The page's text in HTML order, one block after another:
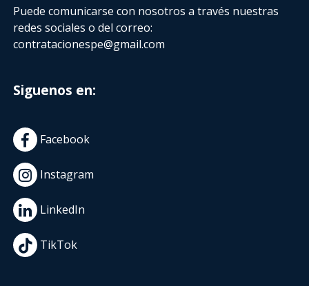
Puede comunicarse con nosotros a través nuestras
redes sociales o del correo:
contratacionespe@gmail.com
Siguenos en:
Facebook
Instagram
LinkedIn
TikTok